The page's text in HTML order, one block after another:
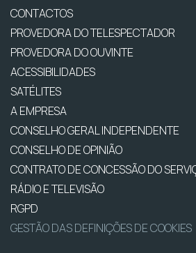
CONTACTOS
PROVEDORA DO TELESPECTADOR
PROVEDORA DO OUVINTE
ACESSIBILIDADES
SATÉLITES
A EMPRESA
CONSELHO GERAL INDEPENDENTE
CONSELHO DE OPINIÃO
CONTRATO DE CONCESSÃO DO
RÁDIO E TELEVISÃO
RGPD
GESTÃO DAS DEFINIÇÕES DE COOKIES